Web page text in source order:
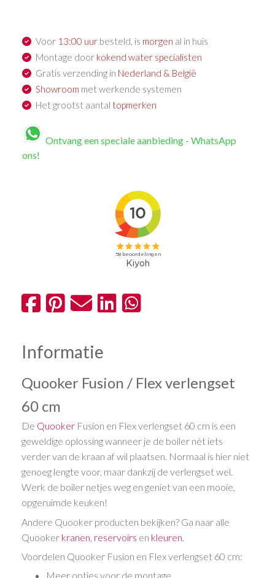
Voor 13:00 uur besteld, is morgen al in huis
Montage door kokend water specialisten
Gratis verzending in Nederland & België
Showroom met werkende systemen
Het grootst aantal topmerken
Ontvang een speciale aanbieding - WhatsApp
ons!
Informatie
Quooker Fusion / Flex verlengset
60 cm
De Quooker Fusion en Flex verlengset 60 cm is een
geweldige oplossing wanneer je de boiler nét iets
verder van de kraan af wil plaatsen. Normaal is hier niet
genoeg lengte voor, maar dankzij de verlengset wel.
Werk de boiler netjes weg en geniet van een mooie,
opgeruimde keuken!
Andere Quooker producten bekijken? Ga naar alle
Quooker kranen reservoirs en kleuren
Voordelen Quooker Fusion en Flex verlengset 60 cm:
Meer opties voor de montage